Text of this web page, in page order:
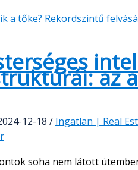
a tőke? Rekordszintű
az
12-18 / Ingatlan | Real
soha nem látott